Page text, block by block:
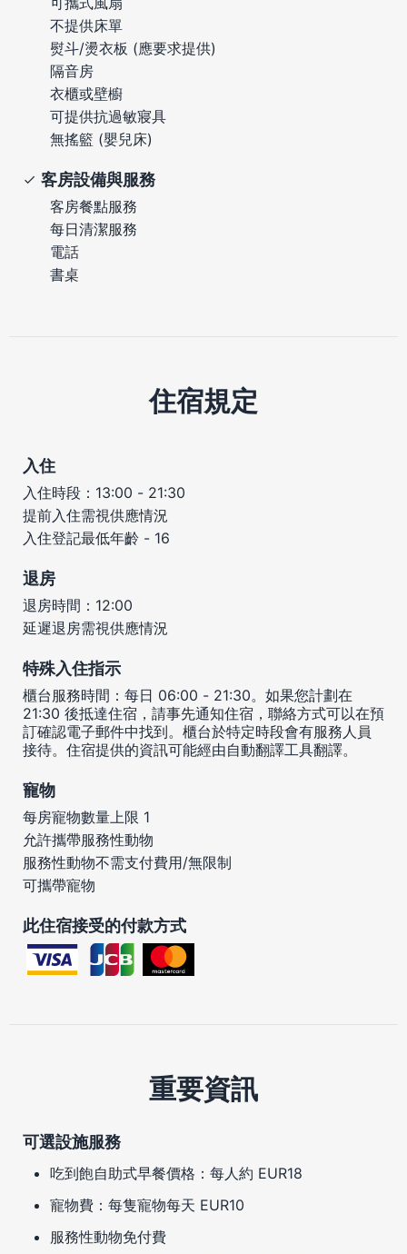
不提供床單
熨斗/燙衣板 (應要求提供)
隔音房
衣櫃或壁櫥
可提供抗過敏寢具
無搖籃 (嬰兒床)
客房設備與服務
客房餐點服務
每日清潔服務
電話
書桌
住宿規定
入住
入住時段：13:00 - 21:30
提前入住需視供應情況
入住登記最低年齡 - 16
退房
退房時間：12:00
延遲退房需視供應情況
特殊入住指示
櫃台服務時間：每日 06:00 - 21:30。如果您計劃在
21:30 後抵達住宿，請事先通知住宿，聯絡方式可以在預
訂確認電子郵件中找到。櫃台於特定時段會有服務人員
接待。住宿提供的資訊可能經由自動翻譯工具翻譯。
寵物
每房寵物數量上限 1
允許攜帶服務性動物
服務性動物不需支付費用/無限制
可攜帶寵物
此住宿接受的付款方式
重要資訊
可選設施服務
吃到飽自助式早餐價格：每人約 EUR18
寵物費：每隻寵物每天 EUR10
服務性動物免付費